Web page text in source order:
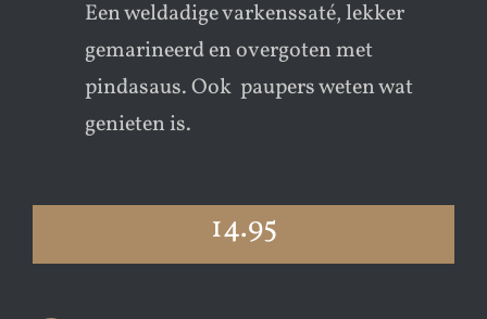
Een weldadige varkenssaté, lekker
gemarineerd en overgoten met
pindasaus. Ook paupers weten wat
genieten is.
14.95